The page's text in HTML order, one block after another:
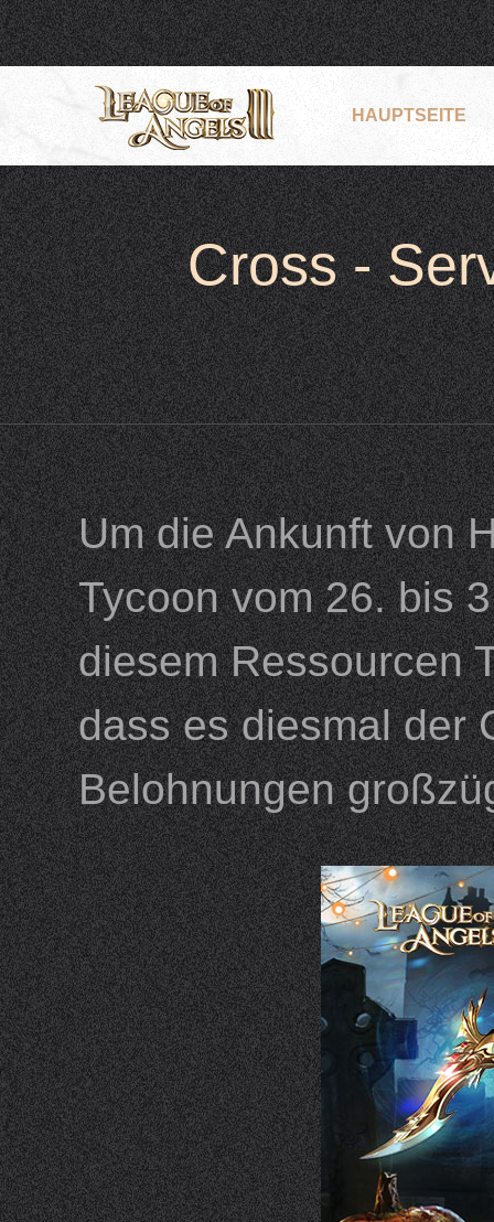
HAUPTSEITE
Cross -
Um die Ankunft von
Tycoon vom 26. bis
diesem Ressourcen
dass es diesmal der
Belohnungen